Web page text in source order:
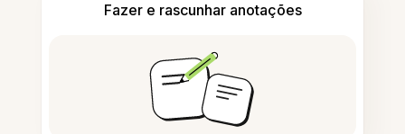
Fazer e rascunhar anotações